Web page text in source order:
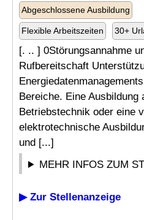
Abgeschlossene Ausbildung
Flexible Arbeitszeiten 30+
[. .. ] 0Störungsannahme
Rufbereitschaft
Bereiche. Eine
Betriebstechnik oder eine
elektrotechnische
und [...]
MEHR INFOS ZUM
▶ Zur Stellenanzeige